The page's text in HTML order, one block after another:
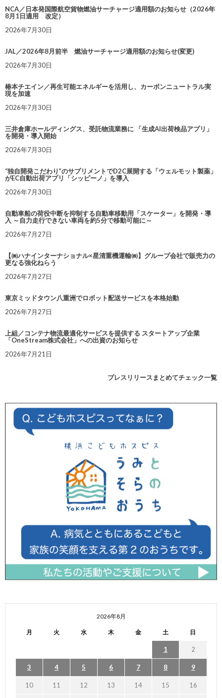
NCA／日本発国際航空貨物燃油サーチャージ適用額のお知らせ（2026年
8月1日適用 改定）
2026年7月30日
JAL／2026年8月前半 燃油サーチャージ適用額のお知らせ(変更)
2026年7月30日
椿本チエイン／再生可能エネルギーを活用し、カーボンニュートラル実
現を加速
2026年7月30日
三井倉庫ホールディングス、受託物流業務に 「生成AI出荷検品アプリ」
を開発・導入開始
2026年7月30日
“独自開発こだわり”のサプリメントでD2C展開する「ウェルモット製薬」
がEC自動出荷アプリ「シッピーノ」を導入
2026年7月30日
自動車船の荷役中断を抑制する自動車移動用「スケーター」を開発・導
入 ～自力走行できない車両を約5分で移動可能に～
2026年7月27日
【㈱ハナインターナショナル×星清重機運輸㈱】グループ会社で販売力の
更なる強化ねらう
2026年7月27日
東京ミッドタウン八重洲でロボット配送サービスを本格始動
2026年7月27日
上組／コンテナ物流最適化サービスを提供する スタートアップ企業
「OneStream株式会社」への出資のお知らせ
2026年7月21日
プレスリリースまとめてチェック一覧
2026年8月
月 火 水 木 金 土 日
1 2
3 4 5 6 7 8 9
10 11 12 13 14 15 16